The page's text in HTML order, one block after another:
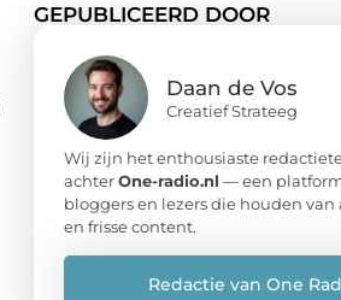
GEPUBLICEERD DOOR
Daan de Vos
Creatief Strateeg
Wij zijn het enthousiaste
achterOne-radio.nl — een
bloggers en lezers die houden van
en frisse content.
Redactie van One